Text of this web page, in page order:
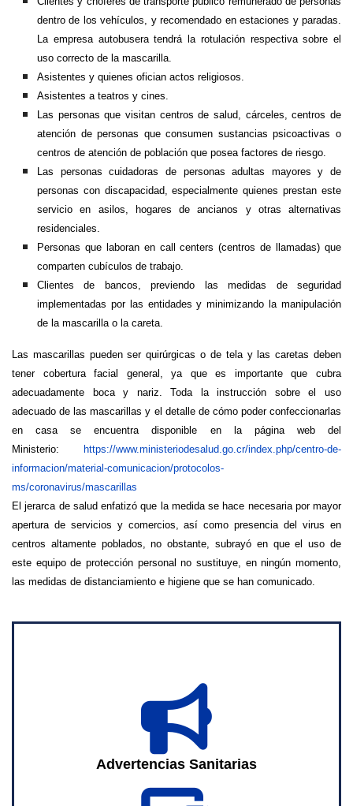
dentro de los vehículos, y recomendado en estaciones y paradas.
La empresa autobusera tendrá la rotulación respectiva sobre el
uso correcto de la mascarilla.
Asistentes y quienes ofician actos religiosos.
Asistentes a teatros y cines.
Las personas que visitan centros de salud, cárceles, centros de
atención de personas que consumen sustancias psicoactivas o
centros de atención de población que posea factores de riesgo.
Las personas cuidadoras de personas adultas mayores y de
personas con discapacidad, especialmente quienes prestan este
servicio en asilos, hogares de ancianos y otras alternativas
residenciales.
Personas que laboran en call centers (centros de llamadas) que
comparten cubículos de trabajo.
Clientes de bancos, previendo las medidas de seguridad
implementadas por las entidades y minimizando la manipulación
de la mascarilla o la careta.
Las mascarillas pueden ser quirúrgicas o de tela y las caretas deben
tener cobertura facial general, ya que es importante que cubra
adecuadamente boca y nariz. Toda la instrucción sobre el uso
adecuado de las mascarillas y el detalle de cómo poder confeccionarlas
en casa se encuentra disponible en la página web del
Ministerio:
https://www.ministeriodesalud.go.cr/index.php/centro-de-
informacion/material-comunicacion/protocolos-
ms/coronavirus/mascarillas
El jerarca de salud enfatizó que la medida se hace necesaria por mayor
apertura de servicios y comercios, así como presencia del virus en
centros altamente poblados, no obstante, subrayó en que el uso de
este equipo de protección personal no sustituye, en ningún momento,
las medidas de distanciamiento e higiene que se han comunicado.
Sanitarias
Advertencias Sanitarias